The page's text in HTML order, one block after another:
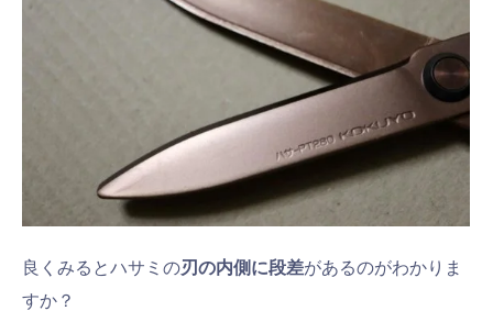
良くみるとハサミの刃の内側に段差があるのがわかりま
すか？